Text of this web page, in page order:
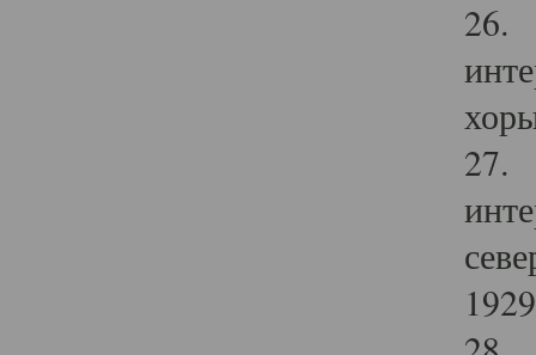
26.
27.